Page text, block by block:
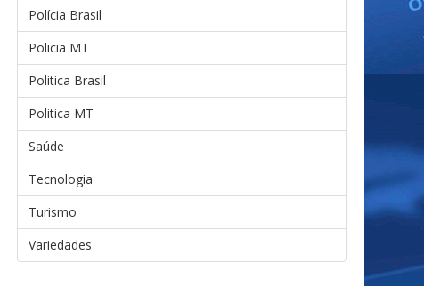
Polícia Brasil
Policia MT
Politica Brasil
Politica MT
Saúde
Tecnologia
Turismo
Variedades